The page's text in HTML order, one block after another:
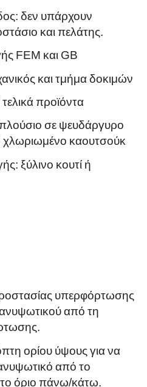
δεν υπάρχουν
και πελάτης.
FEM και GB
και τμήμα δοκιμών
προϊόντα
σε ψευδάργυρο
καουτσούκ
ξύλινο κουτί ή
υπερφόρτωσης
από τη
ορίου ύψους για να
από το
όριο πάνω/κάτω.